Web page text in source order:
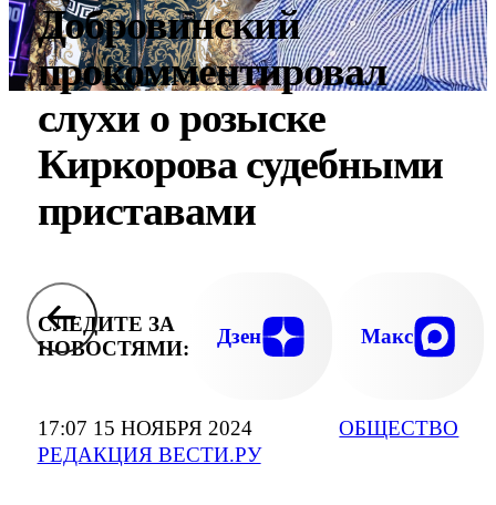
17:07 15 НОЯБРЯ 2024
РЕДАКЦИЯ ВЕСТИ.РУ
ОБЩЕСТВО
Добровинский
прокомментировал
слухи о розыске
Киркорова судебными
приставами
СЛЕДИТЕ ЗА
НОВОСТЯМИ:
Дзен Макс